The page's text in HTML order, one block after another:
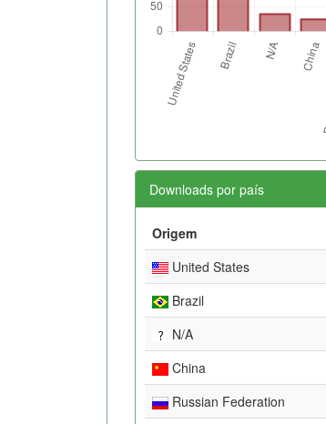
Downloads por país
Origem
United States
Brazil
N/A
China
Russian Federation